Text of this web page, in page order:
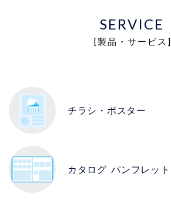
SERVICE
[製品・サービス]
チラシ・ポスター
カタログ パンフレット